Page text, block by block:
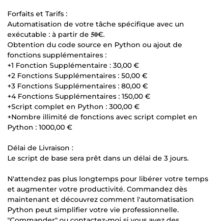
Forfaits et Tarifs :
Automatisation de votre tâche spécifique avec un
exécutable : à partir de 𝟓𝟎€.
Obtention du code source en Python ou ajout de
fonctions supplémentaires :
+1 Fonction Supplémentaire : 30,00 €
+2 Fonctions Supplémentaires : 50,00 €
+3 Fonctions Supplémentaires : 80,00 €
+4 Fonctions Supplémentaires : 150,00 €
+Script complet en Python : 300,00 €
+Nombre illimité de fonctions avec script complet en
Python : 1000,00 €
Délai de Livraison :
Le script de base sera prêt dans un délai de 3 jours.
N'attendez pas plus longtemps pour libérer votre temps
et augmenter votre productivité. Commandez dès
maintenant et découvrez comment l'automatisation
Python peut simplifier votre vie professionnelle.